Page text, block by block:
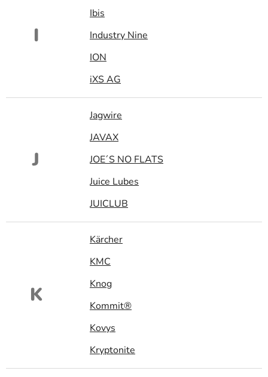
I
Ibis
Industry Nine
ION
iXS AG
J
Jagwire
JAVAX
JOE´S NO FLATS
Juice Lubes
JUICLUB
K
Kärcher
KMC
Knog
Kommit®
Kovys
Kryptonite